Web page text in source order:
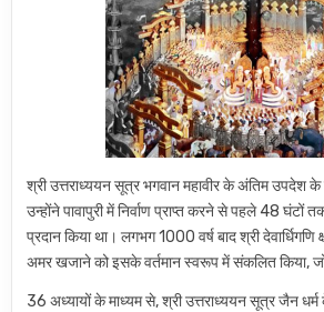
श्री उत्तराध्ययन सूत्र भगवान महावीर के अंतिम उपदेश
उन्होंने पावापुरी में निर्वाण प्राप्त करने से पहले 48 घंटों
प्रदान किया था। लगभग 1000 वर्ष बाद श्री
अमर खजाने को इसके वर्तमान स्वरूप में संकलित किया,
36 अध्यायों के माध्यम से, श्री उत्तराध्ययन सूत्र जैन